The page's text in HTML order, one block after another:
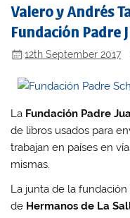
Valero y Andrés
Fundación Padre
12th September 2017
La Fundación Padre
de libros usados para
trabajan en países en
mismas.
La junta de la
de Hermanos de La